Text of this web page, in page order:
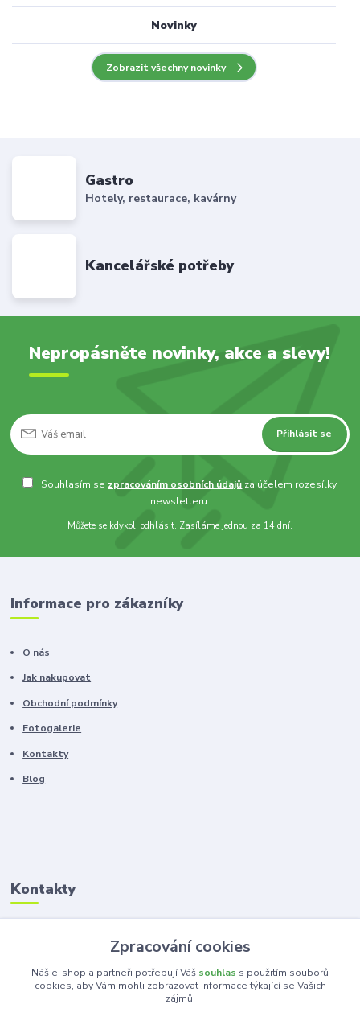
Novinky
Zobrazit všechny novinky
Gastro
Hotely, restaurace, kavárny
Kancelářské potřeby
Nepropásněte novinky, akce a slevy!
Přihlásit se
Souhlasím se zpracováním osobních údajů za účelem rozesílky
newsletteru.
Můžete se kdykoli odhlásit. Zasíláme jednou za 14 dní.
Informace pro zákazníky
O nás
Jak nakupovat
Obchodní podmínky
Fotogalerie
Kontakty
Blog
Kontakty
Zákaznická podpora
+420 603 100 966
(Po-Pá, 8-16 hod.)
Zpracování cookies
Náš e-shop a partneři potřebují Váš souhlas s použitím souborů
cookies, aby Vám mohli zobrazovat informace týkající se Vašich
zájmů.